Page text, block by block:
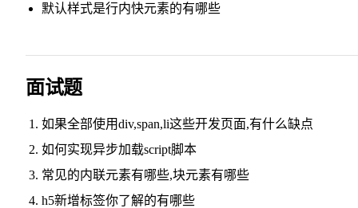
默认样式是行内快元素的有哪些
面试题
如果全部使用div,span,li这些开发页面,有什么缺点
如何实现异步加载script脚本
常见的内联元素有哪些,块元素有哪些
h5新增标签你了解的有哪些